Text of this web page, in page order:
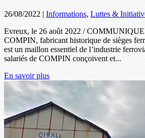
26/08/2022 | Informations, Luttes &
Evreux, le 26 août 2022 /
COMPIN, fabricant historique de sièges
est un maillon essentiel de l’industrie
salariés de COMPIN conçoivent et...
En savoir plus